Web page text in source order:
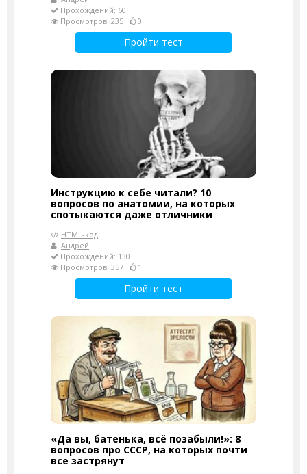
Прохождений: 60
Просмотров: 235
0
Пройти тест
Инструкцию к себе читали? 10
вопросов по анатомии, на которых
спотыкаются даже отличники
HTML-код
Андрей
Прохождений: 130
Просмотров: 357
1
Пройти тест
«Да вы, батенька, всё позабыли!»: 8
вопросов про СССР, на которых почти
все застрянут